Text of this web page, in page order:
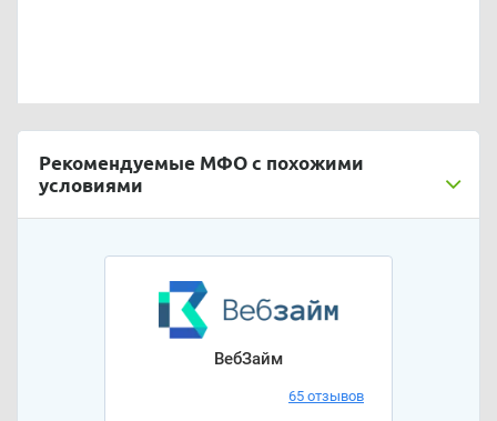
Рекомендуемые МФО с похожими
условиями
ВебЗайм
65 отзывов